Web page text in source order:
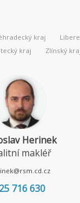
kraj
kraj Zlínský kraj
Herinek
makléř
716 630